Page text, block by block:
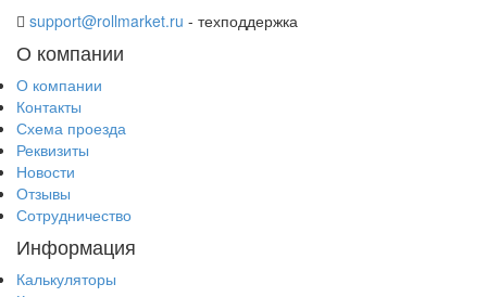
support@rollmarket.ru - техподдержка
О компании
О компании
Контакты
Схема проезда
Реквизиты
Новости
Отзывы
Сотрудничество
Информация
Калькуляторы